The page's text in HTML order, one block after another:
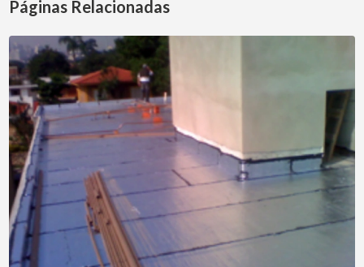
Páginas Relacionadas